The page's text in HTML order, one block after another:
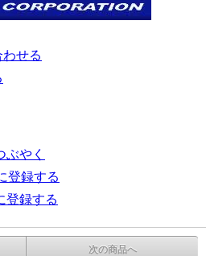
せる
ぶやく
登録する
登録する
次の商品へ